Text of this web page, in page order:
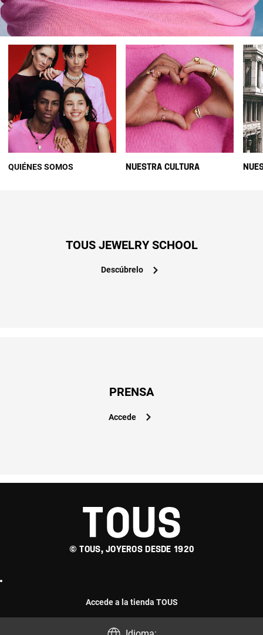
QUIÉNES SOMOS NUESTRA CULTURA
TOUS JEWELRY SCHOOL
Descúbrelo
PRENSA
Accede
© TOUS, JOYEROS DESDE 1920
Accede a la tienda TOUS